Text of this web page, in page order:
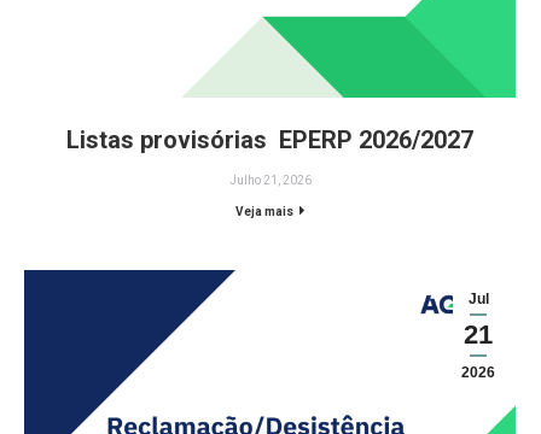
Listas provisórias EPERP 2026/2027
Julho 21, 2026
Veja mais
Jul
21
2026